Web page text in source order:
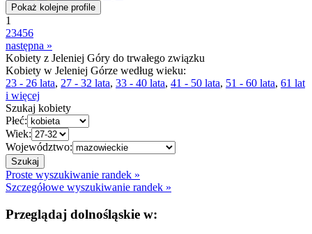
Pokaż kolejne profile
1
23456
następna »
Kobiety z Jeleniej Góry do trwałego związku
Kobiety w Jeleniej Górze według wieku:
23 - 26 lata, 27 - 32 lata, 33 - 40 lata, 41 - 50 lata, 51 - 60 lata, 61 lat
i więcej
Szukaj kobiety
Płeć:
Wiek:
Województwo:
Proste wyszukiwanie randek »
Szczegółowe wyszukiwanie randek »
Przeglądaj dolnośląskie w: